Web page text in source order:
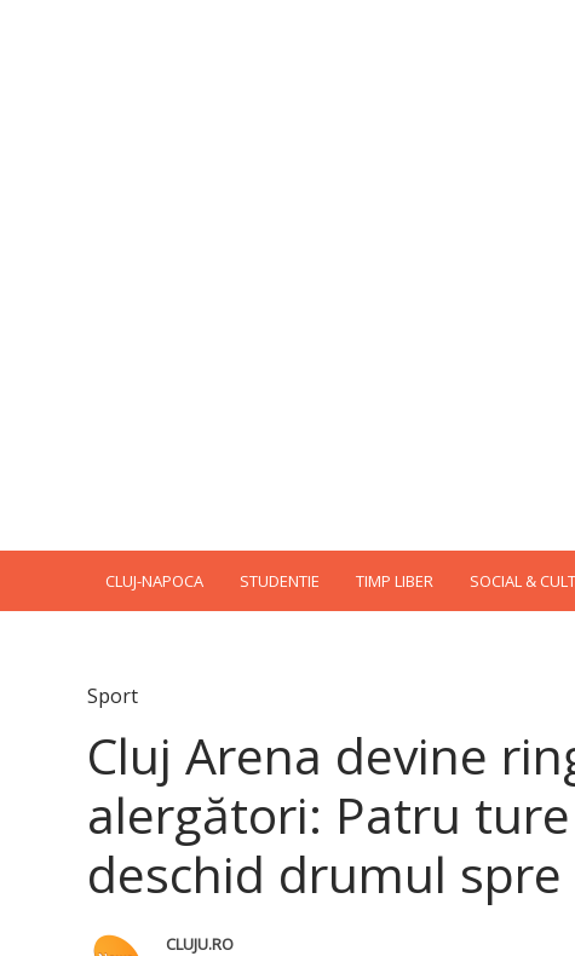
CLUJ-NAPOCA STUDENTIE TIMP LIBER SOCIAL &
Sport
Cluj Arena devine
alergători: Patru
deschid drumul
CLUJU.RO